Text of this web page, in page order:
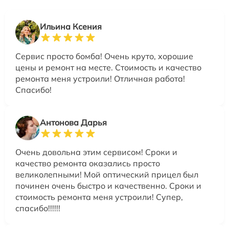
Ильина Ксения
Сервис просто бомба! Очень круто, хорошие
цены и ремонт на месте. Стоимость и качество
ремонта меня устроили! Отличная работа!
Спасибо!
Антонова Дарья
Очень довольна этим сервисом! Сроки и
качество ремонта оказались просто
великолепными! Мой оптический прицел был
починен очень быстро и качественно. Сроки и
стоимость ремонта меня устроили! Супер,
спасибо!!!!!!